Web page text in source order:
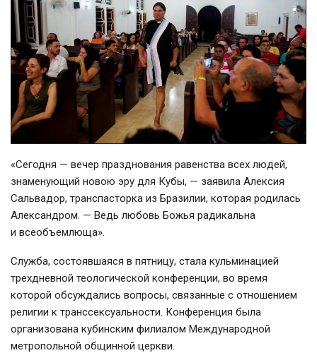
«Сегодня — вечер празднования равенства всех людей,
знаменующий новою эру для Кубы, — заявила Алексия
Сальвадор, транспасторка из Бразилии, которая родилась
Александром. — Ведь любовь Божья радикальна
и всеобъемлюща».
Служба, состоявшаяся в пятницу, стала кульминацией
трехдневной теологической конференции, во время
которой обсуждались вопросы, связанные с отношением
религии к транссексуальности. Конференция была
организована кубинским филиалом Международной
метропольной общинной церкви.